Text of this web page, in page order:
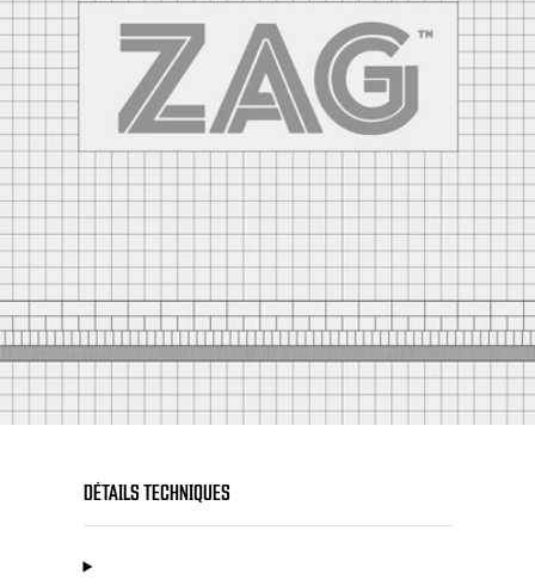
DÉTAILS TECHNIQUES